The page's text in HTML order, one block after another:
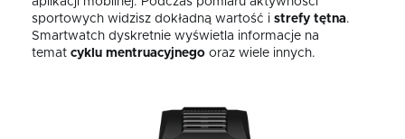
sportowych widzisz dokładną wartość i strefy tętna.
Smartwatch dyskretnie wyświetla informacje na
temat cyklu mentruacyjnego oraz wiele innych.